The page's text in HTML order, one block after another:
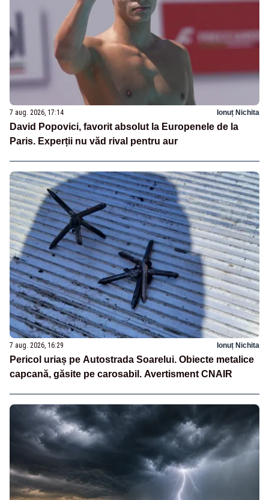
7 aug. 2026, 17:14 Ionuț Nichita
David Popovici, favorit absolut la Europenele de la
Paris. Experții nu văd rival pentru aur
7 aug. 2026, 16:29 Ionuț Nichita
Pericol uriaș pe Autostrada Soarelui. Obiecte metalice
capcană, găsite pe carosabil. Avertisment CNAIR